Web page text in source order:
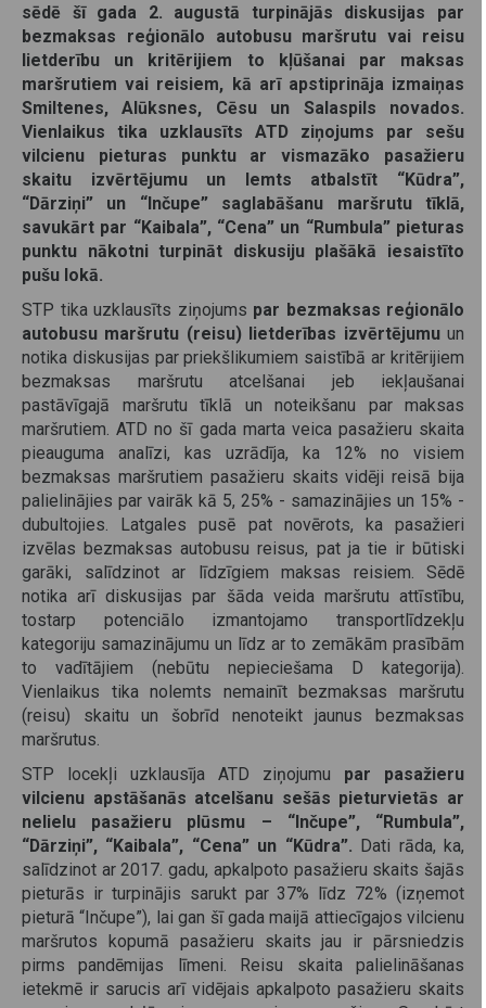
sēdē šī gada 2. augustā turpinājās diskusijas par
bezmaksas reģionālo autobusu maršrutu vai reisu
lietderību un kritērijiem to kļūšanai par maksas
maršrutiem vai reisiem, kā arī apstiprināja izmaiņas
Smiltenes, Alūksnes, Cēsu un Salaspils novados.
Vienlaikus tika uzklausīts ATD ziņojums par sešu
vilcienu pieturas punktu ar vismazāko pasažieru
skaitu izvērtējumu un lemts atbalstīt “Kūdra”,
“Dārziņi” un “Inčupe” saglabāšanu maršrutu tīklā,
savukārt par “Kaibala”, “Cena” un “Rumbula” pieturas
punktu nākotni turpināt diskusiju plašākā iesaistīto
pušu lokā.
STP tika uzklausīts ziņojums par bezmaksas reģionālo
autobusu maršrutu (reisu) lietderības izvērtējumuun
notika diskusijas par priekšlikumiem saistībā ar kritērijiem
bezmaksas maršrutu atcelšanai jeb iekļaušanai
pastāvīgajā maršrutu tīklā un noteikšanu par maksas
maršrutiem. ATD no šī gada marta veica pasažieru skaita
pieauguma analīzi, kas uzrādīja, ka 12% no visiem
bezmaksas maršrutiem pasažieru skaits vidēji reisā bija
palielinājies par vairāk kā 5, 25% - samazinājies un 15% -
dubultojies. Latgales pusē pat novērots, ka pasažieri
izvēlas bezmaksas autobusu reisus, pat ja tie ir būtiski
garāki, salīdzinot ar līdzīgiem maksas reisiem. Sēdē
notika arī diskusijas par šāda veida maršrutu attīstību,
tostarp potenciālo izmantojamo transportlīdzekļu
kategoriju samazinājumu un līdz ar to zemākām prasībām
to vadītājiem (nebūtu nepieciešama D kategorija).
Vienlaikus tika nolemts nemainīt bezmaksas maršrutu
(reisu) skaitu un šobrīd nenoteikt jaunus bezmaksas
maršrutus.
STP locekļi uzklausīja ATD ziņojumu par pasažieru
vilcienu apstāšanās atcelšanu sešās pieturvietās ar
nelielu pasažieru plūsmu – “Inčupe”, “Rumbula”,
“Dārziņi”, “Kaibala”, “Cena” un “Kūdra”. Dati rāda, ka,
salīdzinot ar 2017. gadu, apkalpoto pasažieru skaits šajās
pieturās ir turpinājis sarukt par 37% līdz 72% (izņemot
pieturā “Inčupe”), lai gan šī gada maijā attiecīgajos vilcienu
maršrutos kopumā pasažieru skaits jau ir pārsniedzis
pirms pandēmijas līmeni. Reisu skaita palielināšanas
ietekmē ir sarucis arī vidējais apkalpoto pasažieru skaits